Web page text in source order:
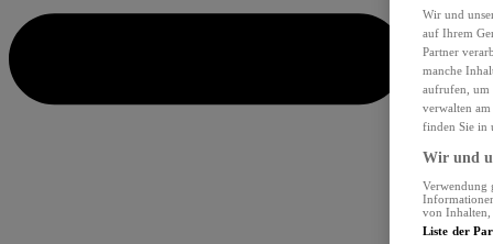
Wir und
auf Ihrem
Partner
manche
aufrufen, um
verwalten
finden Sie in
Wir und
Verwendung
von Inhalten,
Liste der